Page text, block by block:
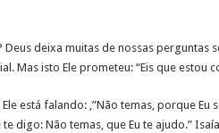
deixa muitas de nossas
Mas isto Ele prometeu: “Eis que estou
está falando: ,”Não temas, porque Eu
digo: Não temas, que Eu te ajudo.”